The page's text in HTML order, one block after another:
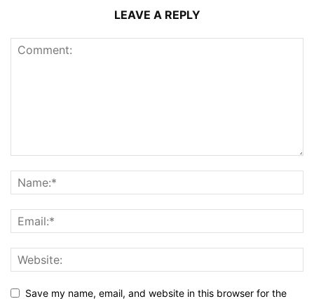
LEAVE A REPLY
Save my name, email, and website in this browser for the